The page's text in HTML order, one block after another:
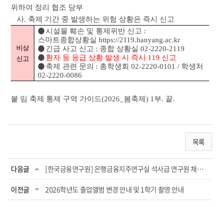
위하여 정리 협조 당부
사. 축제 기간 중 발생하는 위험 상황은 즉시 신고
비상
신고
●시설물 훼손 및 통제위반 신고 :
스마트종합상황실 https://2119.hanyang.ac.kr
●긴급 사고 신고 : 종합 상황실 02-2220-2119
●환자 등 응급 상황 발생 시 즉시 119 신고
●축제 관련 문의 : 총학생회 02-2220-0101 / 학생처
02-2220-0086
붙 임 축제 통제 구역 가이드(2026_봄축제) 1부. 끝.
목록
다음글 [한국금융연구원] 은행금융지주연구실 석사급 연구원 채용공고
이전글 2026학년도 졸업앨범 변경 안내 및 1학기 촬영 안내